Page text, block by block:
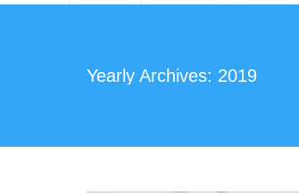
Yearly Archives: 2019